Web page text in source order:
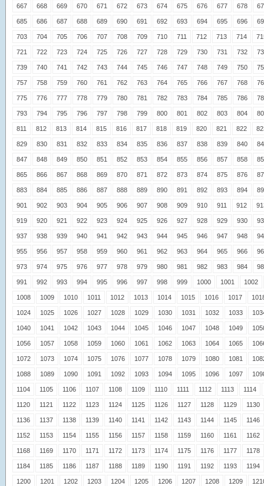
667 668 669 670 671 672 673 674 675 676 677 678
685 686 687 688 689 690 691 692 693 694 695 696
703 704 705 706 707 708 709 710 711 712 713 714
721 722 723 724 725 726 727 728 729 730 731 732
739 740 741 742 743 744 745 746 747 748 749 750
757 758 759 760 761 762 763 764 765 766 767 768
775 776 777 778 779 780 781 782 783 784 785 786
793 794 795 796 797 798 799 800 801 802 803 804
811 812 813 814 815 816 817 818 819 820 821 822
829 830 831 832 833 834 835 836 837 838 839 840
847 848 849 850 851 852 853 854 855 856 857 858
865 866 867 868 869 870 871 872 873 874 875 876
883 884 885 886 887 888 889 890 891 892 893 894
901 902 903 904 905 906 907 908 909 910 911 912
919 920 921 922 923 924 925 926 927 928 929 930
937 938 939 940 941 942 943 944 945 946 947 948
955 956 957 958 959 960 961 962 963 964 965 966
973 974 975 976 977 978 979 980 981 982 983 984
991 992 993 994 995 996 997 998 999 1000 1001 1002
1008 1009 1010 1011 1012 1013 1014 1015 1016 1017
1024 1025 1026 1027 1028 1029 1030 1031 1032 1033
1040 1041 1042 1043 1044 1045 1046 1047 1048 1049
1056 1057 1058 1059 1060 1061 1062 1063 1064 1065
1072 1073 1074 1075 1076 1077 1078 1079 1080 1081
1088 1089 1090 1091 1092 1093 1094 1095 1096 1097
1104 1105 1106 1107 1108 1109 1110 1111 1112 1113 1114
1120 1121 1122 1123 1124 1125 1126 1127 1128 1129 1130
1136 1137 1138 1139 1140 1141 1142 1143 1144 1145 1146
1152 1153 1154 1155 1156 1157 1158 1159 1160 1161 1162
1168 1169 1170 1171 1172 1173 1174 1175 1176 1177 1178
1184 1185 1186 1187 1188 1189 1190 1191 1192 1193 1194
1200 1201 1202 1203 1204 1205 1206 1207 1208 1209